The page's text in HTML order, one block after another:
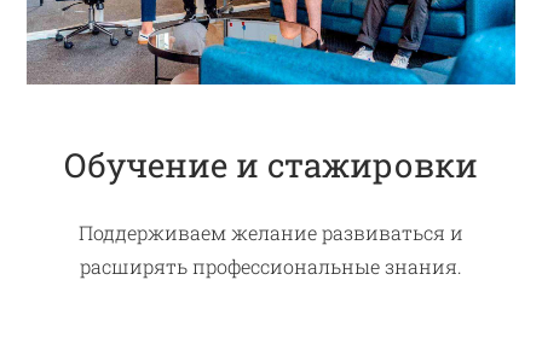
Обучение и стажировки
Поддерживаем желание развиваться и
расширять профессиональные знания.